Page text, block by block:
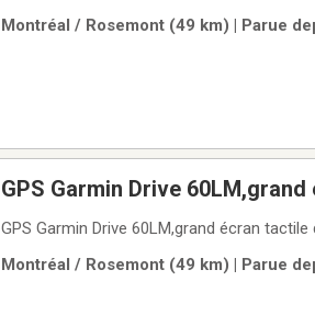
Montréal / Rosemont (49 km) | Parue
GPS Garmin Drive
GPS Garmin Drive 60LM,grand écran
Montréal / Rosemont (49 km) | Parue